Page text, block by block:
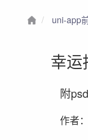
uni-app
幸运
附
作者